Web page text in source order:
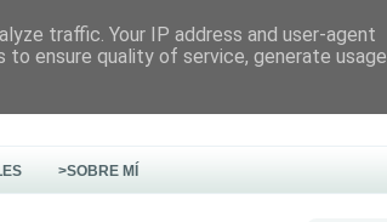
>SOBRE MÍ
traffic. Your IP address and user-agent
ensure quality of service, generate usage